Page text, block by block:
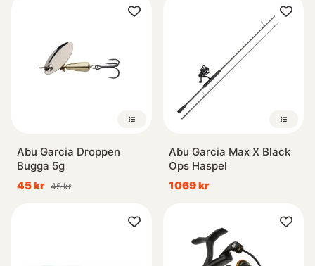
Abu Garcia Droppen
Bugga 5g
45 kr 45 kr
Abu Garcia Max X Black
Ops Haspel
1069 kr